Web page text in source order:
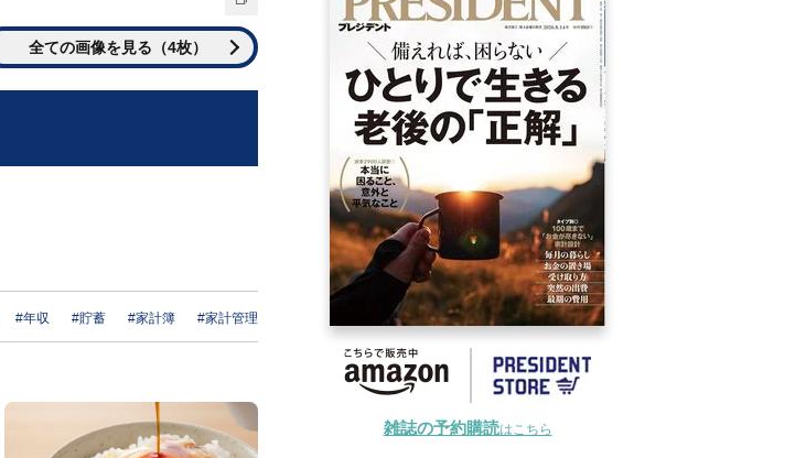
全ての画像を見る（4枚）
#年収 #貯蓄 #家計簿 #家計管理
雑誌の予約購読はこちら